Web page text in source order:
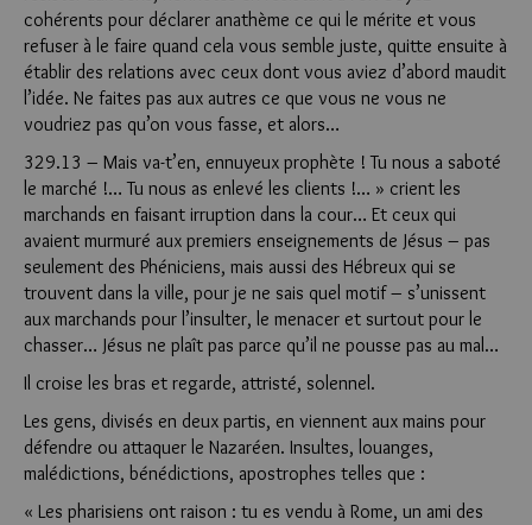
cohérents pour déclarer anathème ce qui le mérite et vous
refuser à le faire quand cela vous semble juste, quitte ensuite à
établir des relations avec ceux dont vous aviez d’abord maudit
l’idée. Ne faites pas aux autres ce que vous ne vous ne
voudriez pas qu’on vous fasse, et alors…
329.13 – Mais va-t’en, ennuyeux prophète ! Tu nous a saboté
le marché !… Tu nous as enlevé les clients !… » crient les
marchands en faisant irruption dans la cour… Et ceux qui
avaient murmuré aux premiers enseignements de Jésus – pas
seulement des Phéniciens, mais aussi des Hébreux qui se
trouvent dans la ville, pour je ne sais quel motif – s’unissent
aux marchands pour l’insulter, le menacer et surtout pour le
chasser… Jésus ne plaît pas parce qu’il ne pousse pas au mal…
Il croise les bras et regarde, attristé, solennel.
Les gens, divisés en deux partis, en viennent aux mains pour
défendre ou attaquer le Nazaréen. Insultes, louanges,
malédictions, bénédictions, apostrophes telles que :
« Les pharisiens ont raison : tu es vendu à Rome, un ami des